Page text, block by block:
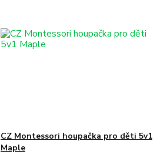
CZ Montessori houpačka pro děti 5v1
Maple